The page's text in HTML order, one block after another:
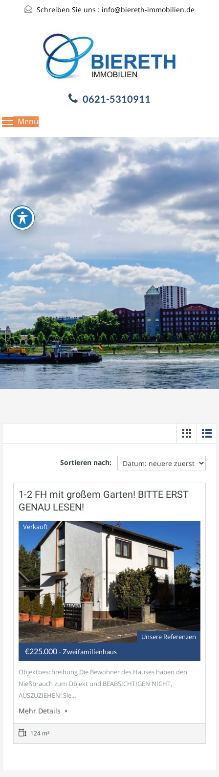
Schreiben Sie uns : info@biereth-immobilien.de
0621-5310911
Menü
Sortieren nach:
1-2 FH mit großem Garten! BITTE ERST
GENAU LESEN!
Verkauft
Unsere Referenzen
€225.000- Zweifamilienhaus
Objektbeschreibung Die Bewohner des Hauses haben den
Nießbrauch zum Objekt und BEABSICHTIGEN NICHT,
AUSZUZIEHEN! Sie...
Mehr Details
124 m²